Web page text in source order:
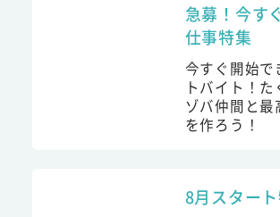
急募！今す
仕事特集
今すぐ開始で
トバイト！た
ゾバ仲間と最
を作ろう！
8月スター